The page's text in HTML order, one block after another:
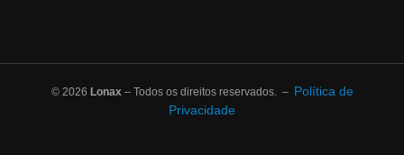
© 2026 Lonax– Todos os direitos reservados. – Política de
Privacidade